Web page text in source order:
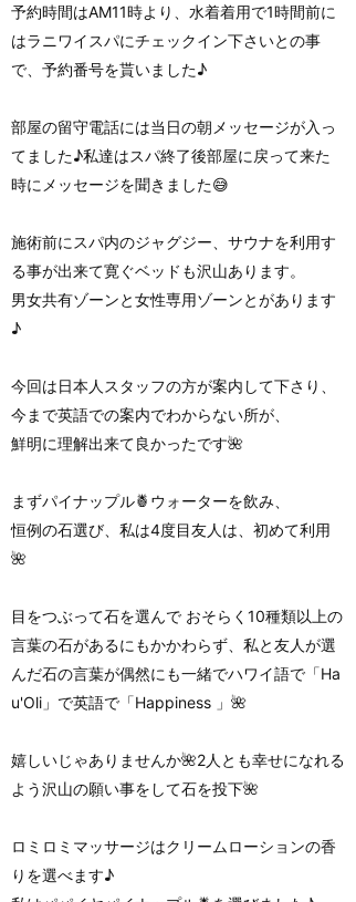
予約時間はAM11時より、水着着用で1時間前に
はラニワイスパにチェックイン下さいとの事
で、予約番号を貰いました♪
部屋の留守電話には当日の朝メッセージが入っ
てました♪私達はスパ終了後部屋に戻って来た
時にメッセージを聞きました😅
施術前にスパ内のジャグジー、サウナを利用す
る事が出来て寛ぐベッドも沢山あります。
男女共有ゾーンと女性専用ゾーンとがあります
♪
今回は日本人スタッフの方が案内して下さり、
今まで英語での案内でわからない所が、
鮮明に理解出来て良かったです🌺
まずパイナップル🍍ウォーターを飲み、
恒例の石選び、私は4度目友人は、初めて利用
🌺
目をつぶって石を選んで おそらく10種類以上の
言葉の石があるにもかかわらず、私と友人が選
んだ石の言葉が偶然にも一緒でハワイ語で「Ha
u'Oli」で英語で「Happiness 」🌺
嬉しいじゃありませんか🌺2人とも幸せになれる
よう沢山の願い事をして石を投下🌺
ロミロミマッサージはクリームローションの香
りを選べます♪